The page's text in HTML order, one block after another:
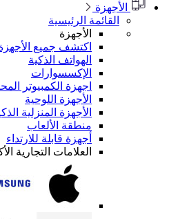
الأجهزة
القائمة الرئيسية
الأجهزة
اكتشف جميع الأجهزة
الهواتف الذكية
الإكسسوارات
اجهزة الكمبيوتر المحمولة
الأجهزة اللوحية
الأجهزة المنزلية الذكية
منطقة الألعاب
أجهزة قابلة للارتداء
العلامات التجارية الأكثر رواجًا